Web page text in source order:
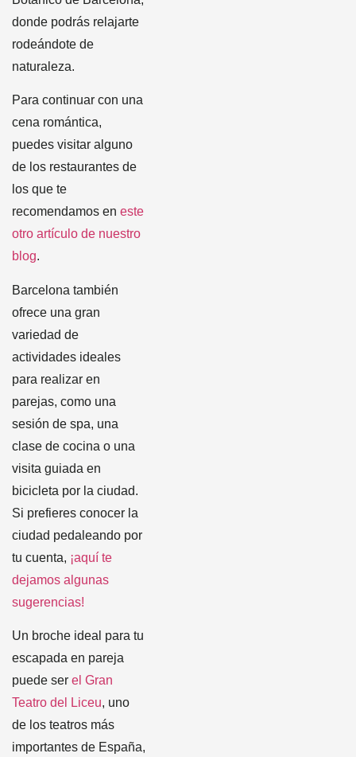
donde podrás relajarte
rodeándote de
naturaleza.
Para continuar con una
cena romántica,
puedes visitar alguno
de los restaurantes de
los que te
recomendamos en este
otro artículo de nuestro
blog.
Barcelona también
ofrece una gran
variedad de
actividades ideales
para realizar en
parejas, como una
sesión de spa, una
clase de cocina o una
visita guiada en
bicicleta por la ciudad.
Si prefieres conocer la
ciudad pedaleando por
tu cuenta, ¡aquí te
dejamos algunas
sugerencias!
Un broche ideal para tu
escapada en pareja
puede ser el Gran
Teatro del Liceu, uno
de los teatros más
importantes de España,